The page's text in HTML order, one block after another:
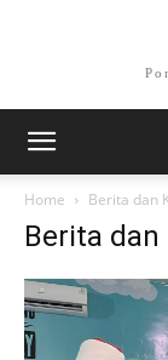
Home Berita dan
Berita dan